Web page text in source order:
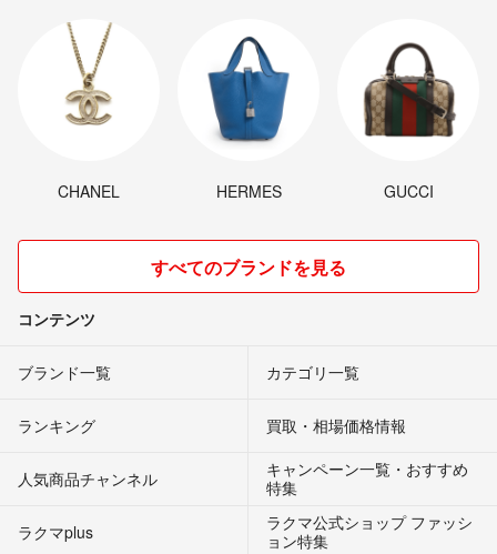
CHANEL HERMES GUCCI
すべてのブランドを見る
コンテンツ
ブランド一覧 カテゴリ一覧
ランキング 買取・相場価格情報
人気商品チャンネル
キャンペーン一覧・おすすめ
特集
ラクマplus
ラクマ公式ショップ ファッシ
ョン特集